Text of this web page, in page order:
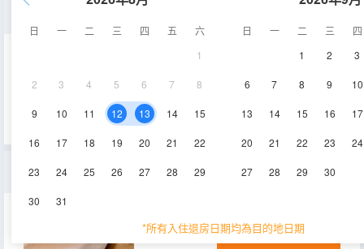
日 一 二 三 四 五
六
1
2 3 4 5 6 7 8
9 10 11 12 13 14 15
16 17 18 19 20 21 22
23 24 25 26 27 28 29
30 31
日 一 二 三
四
1
2 3
6 7 8 9 10
13 14 15 16 17
20 21 22 23 24
27 28 29 30
*所有入住退房日期均為目的地日期
空調
河景舒適大床房（全景落地窗）
65-74㎡ 16層